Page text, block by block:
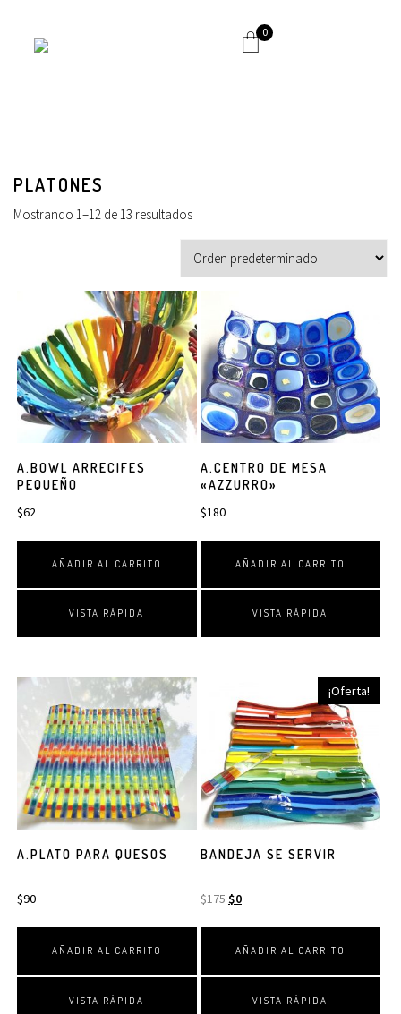
0
PLATONES
Mostrando 1–12 de 13 resultados
A.BOWL ARRECIFES
PEQUEÑO
$62
AÑADIR AL CARRITO
VISTA RÁPIDA
A.CENTRO DE MESA
«AZZURRO»
$180
AÑADIR AL CARRITO
VISTA RÁPIDA
A.PLATO PARA QUESOS
$90
AÑADIR AL CARRITO
VISTA RÁPIDA
¡Oferta!
BANDEJA SE SERVIR
$175$0
AÑADIR AL CARRITO
VISTA RÁPIDA